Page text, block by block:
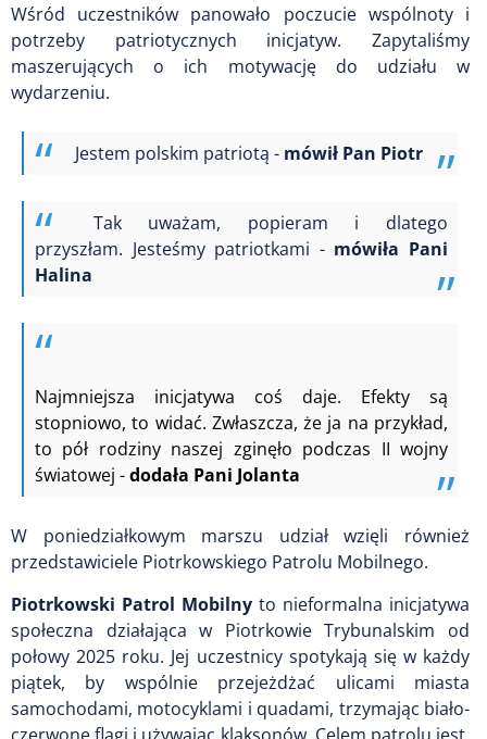
Wśród uczestników panowało poczucie wspólnoty i
potrzeby patriotycznych inicjatyw. Zapytaliśmy
maszerujących o ich motywację do udziału w
wydarzeniu.
Jestem polskim patriotą - mówił Pan Piotr
Tak uważam, popieram i dlatego
przyszłam. Jesteśmy patriotkami - mówiła Pani
Halina
Najmniejsza inicjatywa coś daje.
Efekty są
stopniowo, to widać. Zwłaszcza, że ja na przykład,
to pół rodziny naszej zginęło podczas II wojny
światowej -dodała Pani Jolanta
W poniedziałkowym marszu udział wzięli również
przedstawiciele Piotrkowskiego Patrolu Mobilnego.
Piotrkowski Patrol Mobilny to nieformalna inicjatywa
społeczna działająca w Piotrkowie Trybunalskim od
połowy 2025 roku. Jej uczestnicy spotykają się w każdy
piątek, by wspólnie przejeżdżać ulicami miasta
samochodami, motocyklami i quadami, trzymając biało-